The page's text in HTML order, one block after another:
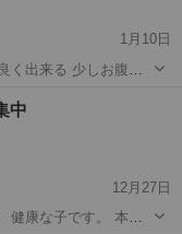
1月10日
少しお腹が
少費用はかかりま
男の子
中
12月27日